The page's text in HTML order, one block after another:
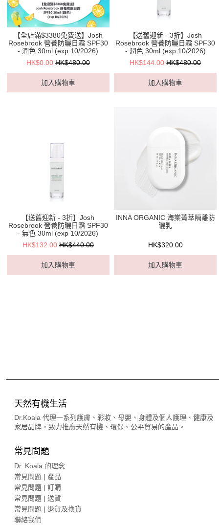
【全店滿$3380免費送】Josh
Rosebrook 營養防曬日霜 SPF30
- 潤色 30ml (exp 10/2026)
HK$0.00 HK$480.00
加入購物車
【送舊迎新 - 3折】Josh
Rosebrook 營養防曬日霜 SPF30
- 潤色 30ml (exp 10/2026)
HK$144.00 HK$480.00
加入購物車
【送舊迎新 - 3折】Josh
Rosebrook 營養防曬日霜 SPF30
- 無色 30ml (exp 10/2026)
HK$132.00 HK$440.00
加入購物車
INNA ORGANIC 海棠菁萃隔離防
曬乳
HK$320.00
加入購物車
天然有機生活
Dr.Koala 代理一系列護膚、彩妝、母嬰、身體及個人護理、健康及
家居品牌，致力推廣天然有機、環保、公平貿易的產品。
常見問題
Dr. Koala 的理念
常見問題 | 產品
常見問題 | 訂購
常見問題 | 送貨
常見問題 | 退貨及換貨
聯絡我們